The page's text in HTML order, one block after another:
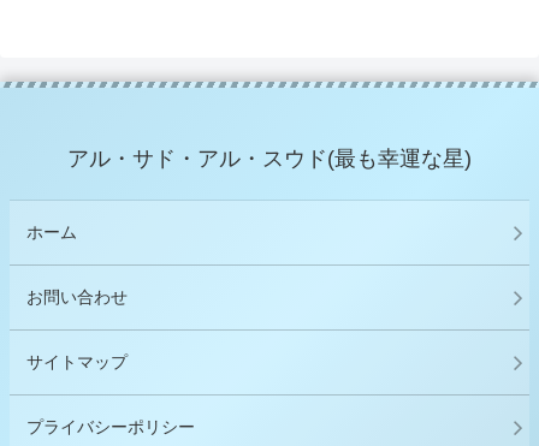
アル・サド・アル・スウド(最も幸運な星)
ホーム
お問い合わせ
サイトマップ
プライバシーポリシー